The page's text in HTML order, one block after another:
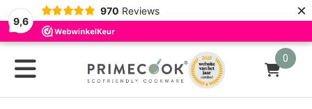
9,6
970 Reviews ×
0